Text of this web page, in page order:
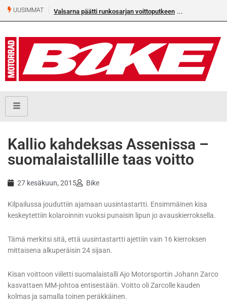
UUSIMMAT Valsarna päätti runkosarjan voittoputkeen
Kallio kahdeksas Assenissa –
suomalaistallille taas voitto
27 kesäkuun, 2015 Bike
Kilpailussa jouduttiin ajamaan uusintastartti. Ensimmäinen kisa
keskeytettiin kolaroinnin vuoksi punaisin lipun jo avauskierroksella.
Tämä merkitsi sitä, että uusintastartti ajettiin vain 16 kierroksen
mittaisena alkuperäisin 24 sijaan.
Kisan voittoon viiletti suomalaistalli Ajo Motorsportin Johann Zarco
kasvattaen MM-johtoa entisestään. Voitto oli Zarcolle kauden
kolmas ja samalla toinen peräkkäinen.